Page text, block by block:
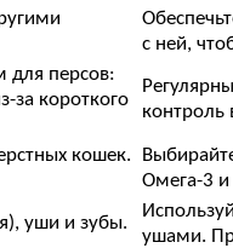
с ней,
для персов:
за короткого
контроль
кошек.
Омега-3 и
уши и зубы.
ушами.